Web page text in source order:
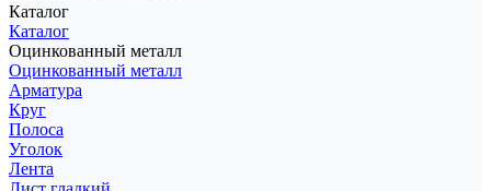
Каталог
Каталог
Оцинкованный металл
Оцинкованный металл
Арматура
Круг
Полоса
Уголок
Лента